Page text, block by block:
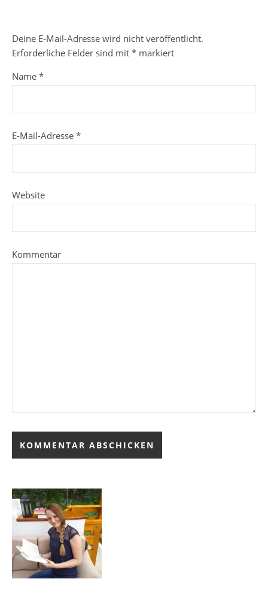
Deine E-Mail-Adresse wird nicht veröffentlicht.
Erforderliche Felder sind mit * markiert
Name *
E-Mail-Adresse *
Website
Kommentar